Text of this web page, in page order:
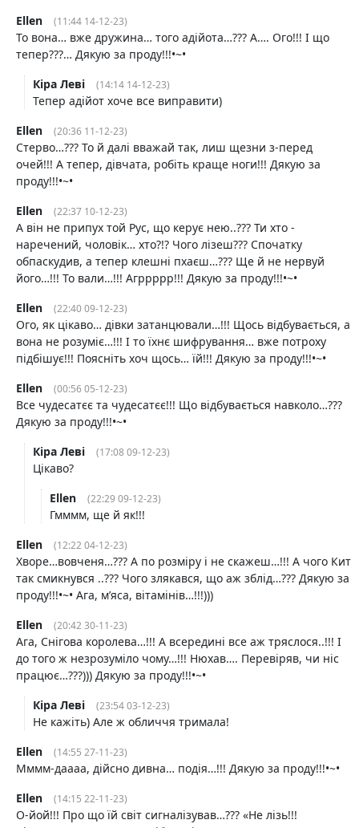
Ellen
(11:44 14-12-23)
То вона… вже дружина… того адійота…??? А…. Ого!!! І що
тепер???… Дякую за проду!!!•~•
Кіра Леві
(14:14 14-12-23)
Тепер адійот хоче все виправити)
Ellen
(20:36 11-12-23)
Стерво…??? То й далі вважай так, лиш щезни з-перед
очей!!! А тепер, дівчата, робіть краще ноги!!! Дякую за
проду!!!•~•
Ellen
(22:37 10-12-23)
А він не припух той Рус, що керує нею..??? Ти хто -
наречений, чоловік… хто?!? Чого лізеш??? Спочатку
обпаскудив, а тепер клешні пхаєш…??? Ще й не нервуй
його…!!! То вали…!!! Агррррр!!! Дякую за проду!!!•~•
Ellen
(22:40 09-12-23)
Ого, як цікаво… дівки затанцювали…!!! Щось відбувається, а
вона не розуміє…!!! І то їхнє шифрування… вже потроху
підбішує!!! Поясніть хоч щось… їй!!! Дякую за проду!!!•~•
Ellen
(00:56 05-12-23)
Все чудесатєє та чудесатєє!!! Що відбувається навколо…???
Дякую за проду!!!•~•
Кіра Леві
(17:08 09-12-23)
Цікаво?
Ellen
(22:29 09-12-23)
Гмммм, ще й як!!!
Ellen
(12:22 04-12-23)
Хворе…вовченя…??? А по розміру і не скажеш…!!! А чого Кит
так смикнувся ..??? Чого злякався, що аж зблід…??? Дякую за
проду!!!•~• Ага, мʼяса, вітамінів…!!!)))
Ellen
(20:42 30-11-23)
Ага, Снігова королева…!!! А всередині все аж тряслося..!!! І
до того ж незрозуміло чому…!!! Нюхав…. Перевіряв, чи ніс
працює…???))) Дякую за проду!!!•~•
Кіра Леві
(23:54 03-12-23)
Не кажіть) Але ж обличчя тримала!
Ellen
(14:55 27-11-23)
Мммм-даааа, дійсно дивна… подія…!!! Дякую за проду!!!•~•
Ellen
(14:15 22-11-23)
О-йой!!! Про що їй світ сигналізував…??? «Не лізь!!!